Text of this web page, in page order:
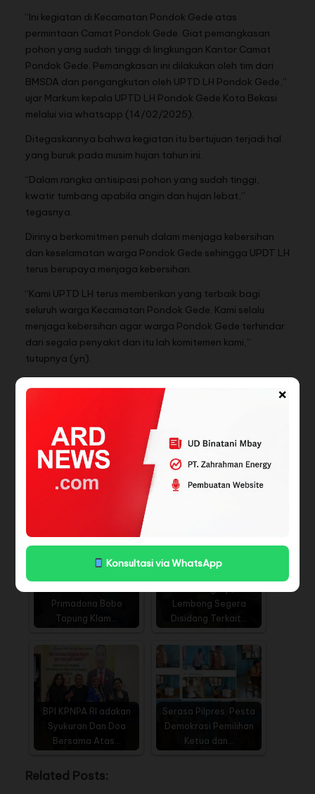
×
Konsultasi via WhatsApp
“Ini kegiatan di Kecamatan Pondok Gede atas
permintaan Camat Pondok Gede. Giat pemangkasan
pohon yang sudah tinggi di lingkungan Kantor Camat
Pondok Gede. Pemangkasan ini dilakukan oleh tim dari
BMSDA dan pengangkutan oleh UPTD LH Pondok Gede,”
ujar Markum kepala UPTD LH Pondok Gede Kota Bekasi
melalui via whatsapp (14/02/2025).
Ditegaskannya bahwa kegiatan itu bertujuan terjadi hal
yang buruk pada musim hujan tahun ini.
“Dalam rangka antisipasi pohon yang sudah tinggi,
kwatir tumbang apabila angin dan hujan lebat,”
tegasnya.
Dirinya berkomitmen penuh dalam menjaga kebersihan
dan keselamatan warga Pondok Gede sehingga UPDT LH
terus berupaya menjaga kebersihan.
“Kami UPTD LH terus memberikan yang terbaik bagi
seluruh warga Kecamatan Pondok Gede. Kami selalu
menjaga kebersihan agar warga Pondok Gede terhindar
dari segala penyakit dan itu lah komitemen kami,”
tutupnya (yn).
KERUNTUHAN PROFESI
ADVOKAT' :
Menolak Memberikan
Data SPJ Sesuai
Primadona Bobo
Tapung Klam…
Lembong Segera
Disidang Terkait…
BPI KPNPA RI adakan
Syukuran Dan Doa
Bersama Atas…
Serasa Pilpres, Pesta
Demokrasi Pemilihan
Ketua dan…
Related Posts: